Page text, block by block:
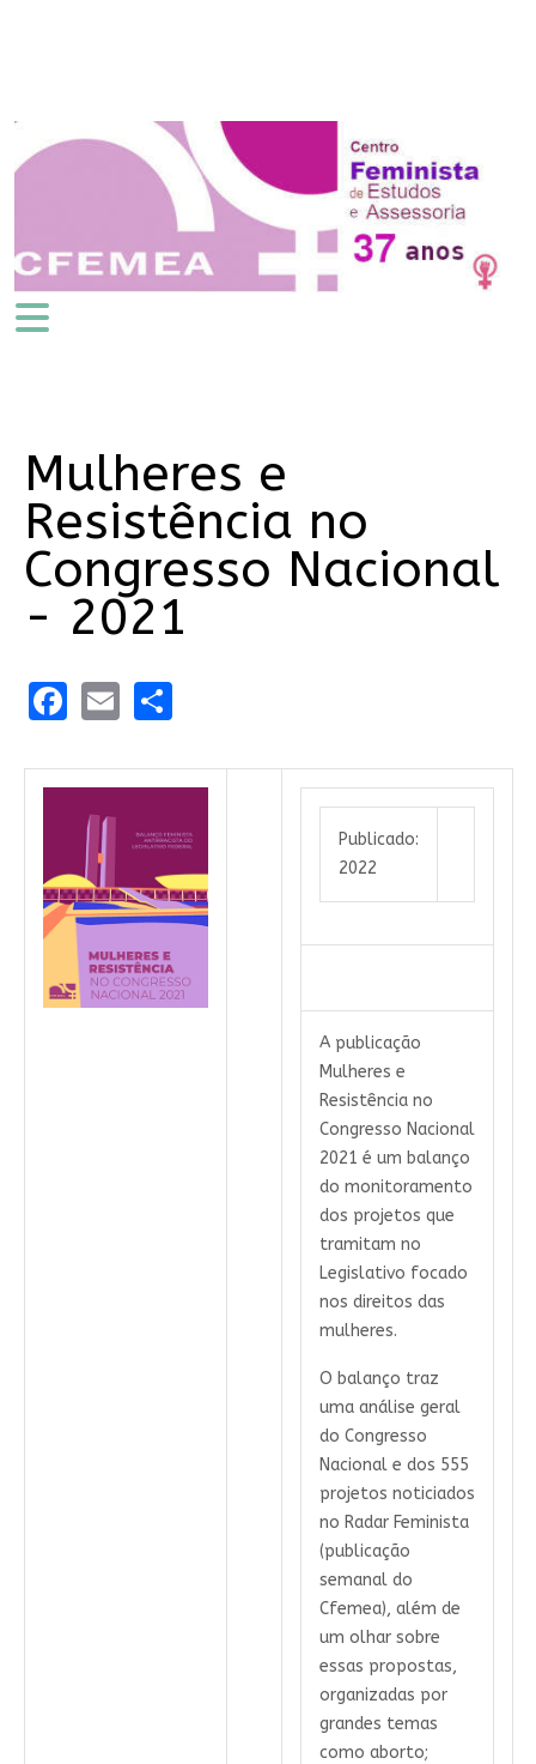
Mulheres e
Resistência no
Congresso Nacional
- 2021
Facebook
EmailShare
Publicado:
2022
A publicação
Mulheres e
Resistência no
Congresso Nacional
2021 é um balanço
do monitoramento
dos projetos que
tramitam no
Legislativo focado
nos direitos das
mulheres.
O balanço traz
uma análise geral
do Congresso
Nacional e dos 555
projetos noticiados
no Radar Feminista
(publicação
semanal do
Cfemea), além de
um olhar sobre
essas propostas,
organizadas por
grandes temas
como aborto;